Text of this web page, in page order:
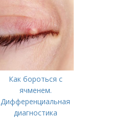
Как бороться с
ячменем.
Дифференциальная
диагностика